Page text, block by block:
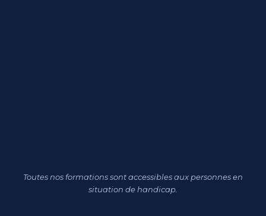
Toutes nos formations sont accessibles aux personnes en
situation de handicap.